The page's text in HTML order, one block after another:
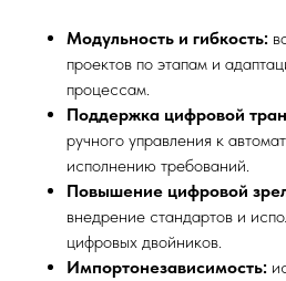
Модульность и гибкость:
проектов по этапам и
процессам.
Поддержка цифровой
ручного управления к
исполнению требований.
Повышение цифровой
внедрение стандартов и
цифровых двойников.
Импортонезависимость: